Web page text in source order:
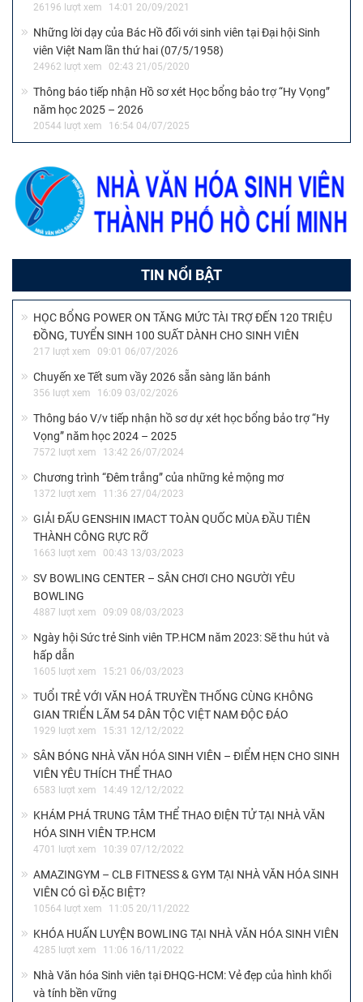
26196 lượt xem 14:01 20/09/2021
Những lời dạy của Bác Hồ đối với sinh viên tại Đại hội Sinh
viên Việt Nam lần thứ hai (07/5/1958)
24962 lượt xem 02:43 21/05/2020
Thông báo tiếp nhận Hồ sơ xét Học bổng bảo trợ “Hy Vọng”
năm học 2025 – 2026
20544 lượt xem 16:54 04/07/2025
TIN NỔI BẬT
HỌC BỔNG POWER ON TĂNG MỨC TÀI TRỢ ĐẾN 120 TRIỆU
ĐỒNG, TUYỂN SINH 100 SUẤT DÀNH CHO SINH VIÊN
217 lượt xem 09:01 06/07/2026
Chuyến xe Tết sum vầy 2026 sẵn sàng lăn bánh
356 lượt xem 16:09 03/02/2026
Thông báo V/v tiếp nhận hồ sơ dự xét học bổng bảo trợ “Hy
Vọng” năm học 2024 – 2025
7572 lượt xem 13:42 26/07/2024
Chương trình “Đêm trắng” của những kẻ mộng mơ
1372 lượt xem 11:36 27/04/2023
GIẢI ĐẤU GENSHIN IMACT TOÀN QUỐC MÙA ĐẦU TIÊN
THÀNH CÔNG RỰC RỠ
1663 lượt xem 00:43 13/03/2023
SV BOWLING CENTER – SÂN CHƠI CHO NGƯỜI YÊU
BOWLING
4887 lượt xem 09:09 08/03/2023
Ngày hội Sức trẻ Sinh viên TP.HCM năm 2023: Sẽ thu hút và
hấp dẫn
1605 lượt xem 15:21 06/03/2023
TUỔI TRẺ VỚI VĂN HOÁ TRUYỀN THỐNG CÙNG KHÔNG
GIAN TRIỂN LÃM 54 DÂN TỘC VIỆT NAM ĐỘC ĐÁO
1929 lượt xem 15:31 12/12/2022
SÂN BÓNG NHÀ VĂN HÓA SINH VIÊN – ĐIỂM HẸN CHO SINH
VIÊN YÊU THÍCH THỂ THAO
6583 lượt xem 14:49 12/12/2022
KHÁM PHÁ TRUNG TÂM THỂ THAO ĐIỆN TỬ TẠI NHÀ VĂN
HÓA SINH VIÊN TP.HCM
4701 lượt xem 10:39 07/12/2022
AMAZINGYM – CLB FITNESS & GYM TẠI NHÀ VĂN HÓA SINH
VIÊN CÓ GÌ ĐẶC BIỆT?
10564 lượt xem 11:05 20/11/2022
KHÓA HUẤN LUYỆN BOWLING TẠI NHÀ VĂN HÓA SINH VIÊN
4285 lượt xem 11:06 16/11/2022
Nhà Văn hóa Sinh viên tại ĐHQG-HCM: Vẻ đẹp của hình khối
và tính bền vững